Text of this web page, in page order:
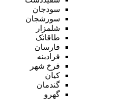
سودجان
سورشجان
شلمزار
طاقانک
فارسان
فرادبنه
فرخ شهر
کیان
گندمان
گهرو